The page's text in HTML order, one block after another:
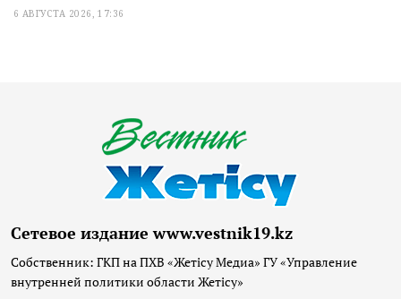
6 АВГУСТА 2026, 17:36
Сетевое издание www.vestnik19.kz
Собственник: ГКП на ПХВ «Жетісу Медиа» ГУ «Управление
внутренней политики области Жетісу»